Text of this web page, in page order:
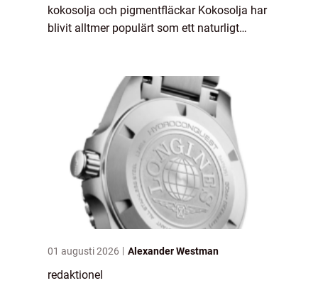
kokosolja och pigmentfläckar Kokosolja har
blivit alltmer populärt som ett naturligt
01 augusti 2026 Alexander Westman
redaktionel